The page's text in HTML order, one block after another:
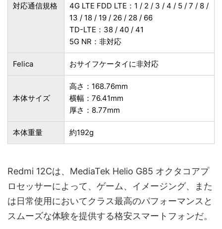
対応通信規格
4G LTE FDD LTE：1 / 2 / 3 / 4 / 5 / 7 / 8 /
13 / 18 / 19 / 26 / 28 / 66
TD-LTE：38 / 40 / 41
5G NR：非対応
Felica おサイフケータイに非対応
本体サイズ
高さ：168.76mm
横幅：76.41mm
厚さ：8.77mm
本体重量 約192g
Redmi 12Cは、MediaTek Helio G85 オクタコアプ
ロセッサーによって、ゲーム、イメージング、また
は日常使用においてクラス最高のパフォーマンスと
スムーズな体験を提供する格安スマートフォンだ。